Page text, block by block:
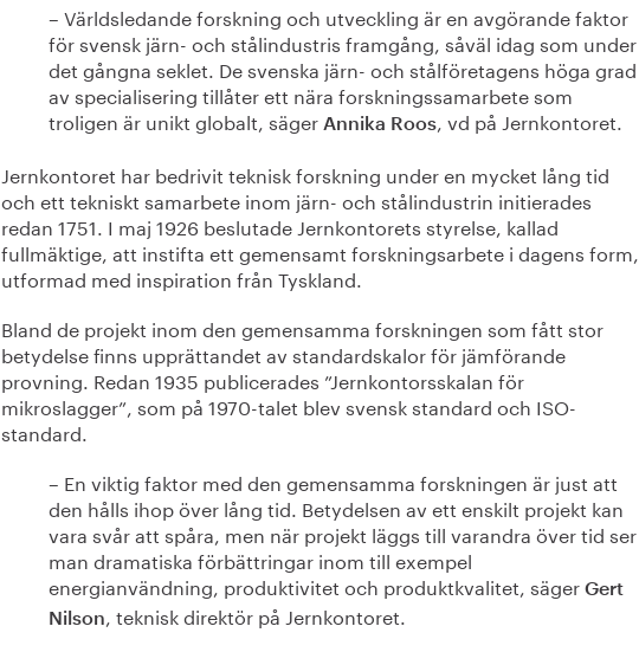
– Världsledande forskning och utveckling är en avgörande faktor
för svensk järn- och stålindustris framgång, såväl idag som under
det gångna seklet. De svenska järn- och stålföretagens höga grad
av specialisering tillåter ett nära forskningssamarbete som
troligen är unikt globalt, säger Annika Roos, vd på Jernkontoret.
Jernkontoret har bedrivit teknisk forskning under en mycket lång tid
och ett tekniskt samarbete inom järn- och stålindustrin initierades
redan 1751. I maj 1926 beslutade Jernkontorets styrelse, kallad
fullmäktige, att instifta ett gemensamt forskningsarbete i dagens form,
utformad med inspiration från Tyskland.
Bland de projekt inom den gemensamma forskningen som fått stor
betydelse finns upprättandet av standardskalor för jämförande
provning. Redan 1935 publicerades ”Jernkontorsskalan för
mikroslagger”, som på 1970-talet blev svensk standard och ISO-
standard.
– En viktig faktor med den gemensamma forskningen är just att
den hålls ihop över lång tid. Betydelsen av ett enskilt projekt kan
vara svår att spåra, men när projekt läggs till varandra över tid ser
man dramatiska förbättringar inom till exempel
energianvändning, produktivitet och produktkvalitet, säger Gert
Nilson, teknisk direktör på Jernkontoret.